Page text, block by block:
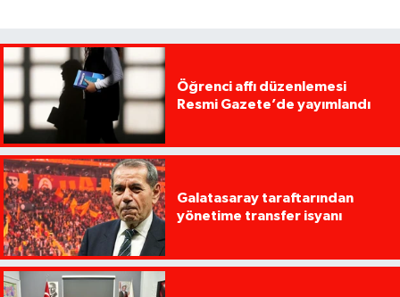
Öğrenci affı düzenlemesi
Resmi Gazete’de yayımlandı
Galatasaray taraftarından
yönetime transfer isyanı